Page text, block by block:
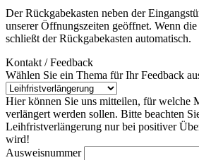
Der Rückgabekasten neben der
unserer Öffnungszeiten geöffnet. Wenn
schließt der Rückgabekasten automatisch.
Kontakt / Feedback
Wählen Sie ein Thema für Ihr Feedback
Hier können Sie uns mitteilen, für welche
verlängert werden sollen. Bitte beachten
Leihfristverlängerung nur bei positiver
wird!
Ausweisnummer